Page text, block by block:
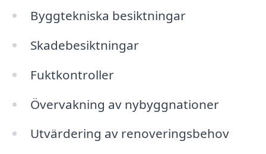
Byggtekniska besiktningar
Skadebesiktningar
Fuktkontroller
Övervakning av nybyggnationer
Utvärdering av renoveringsbehov